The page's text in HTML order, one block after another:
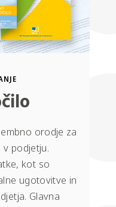
orodje za
podjetju.
kot so
ugotovitve in
Glavna